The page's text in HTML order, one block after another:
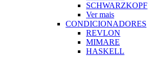
SCHWARZKOPF
Ver mais
CONDICIONADORES
REVLON
MIMARE
HASKELL